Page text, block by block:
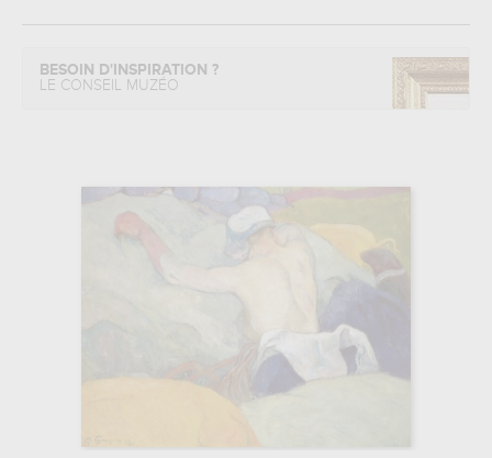
BESOIN D'INSPIRATION ?
LE CONSEIL MUZÉO